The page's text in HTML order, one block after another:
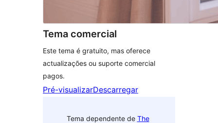
Tema comercial
Este tema é gratuito, mas oferece
actualizações ou suporte comercial
pagos.
Pré-visualizarDescarregar
Tema dependente de The